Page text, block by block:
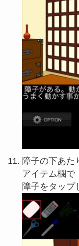
障子の下あた
アイテム欄で
障子をタップ